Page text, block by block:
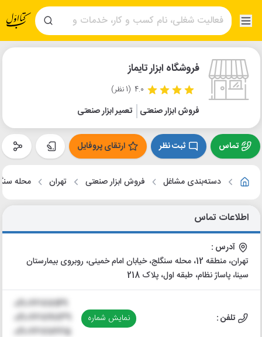
فروشگاه ابزار تایماز
4.0 (1 نظر)
فروش ابزار صنعتی تعمیر ابزار صنعتی
تماس ثبت نظر ارتقای پروفایل
دسته‌بندی مشاغل فروش ابزار صنعتی تهران محله
اطلاعات تماس
آدرس :
تهران، منطقه 12، محله سنگلج، خیابان امام خمینی، روبروی بیمارستان
سینا، پاساژ نظام، طبقه اول، پلاک 218
تلفن : نمایش شماره
021-66717149
021-66719739
021-66717665